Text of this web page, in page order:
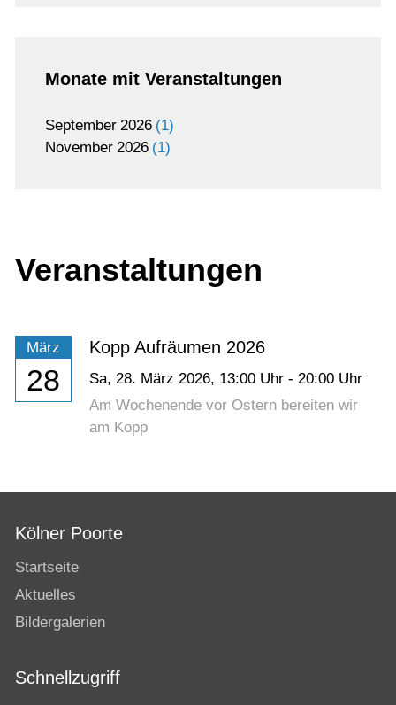
Monate mit Veranstaltungen
September 2026 1
November 2026 1
Veranstaltungen
März
28
Kopp Aufräumen 2026
Sa, 28. März 2026, 13:00 Uhr - 20:00 Uhr
Am Wochenende vor Ostern bereiten wir
am Kopp
Kölner Poorte
Startseite
Aktuelles
Bildergalerien
Schnellzugriff